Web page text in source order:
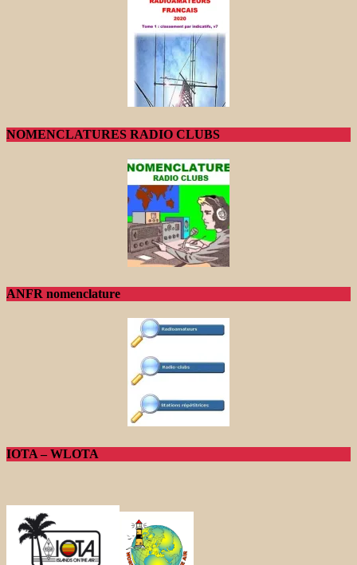
NOMENCLATURES RADIO CLUBS
ANFR nomenclature
IOTA – WLOTA